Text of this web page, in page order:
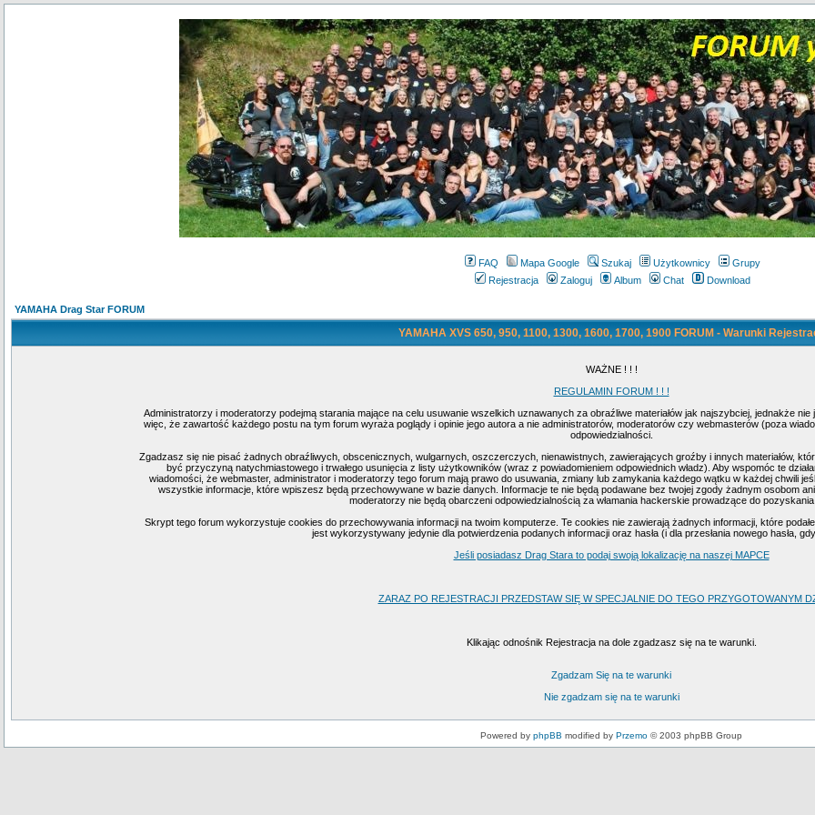
FAQ Mapa Google Szukaj Użytkownicy
Grupy
Rejestracja
Zaloguj Album Chat Download
YAMAHA Drag Star FORUM
YAMAHA XVS 650, 950, 1100, 1300, 1600, 1700, 1900 FORUM - Warunki
WAŻNE ! ! !
REGULAMIN FORUM ! ! !
Administratorzy i moderatorzy podejmą starania mające na celu usuwanie wszelkich uznawanych za obraźliwe materiałów jak najszybciej, jednakże
więc, że zawartość każdego postu na tym forum wyraża poglądy i opinie jego autora a nie administratorów, moderatorów czy webmasterów (poza
odpowiedzialności.
Zgadzasz się nie pisać żadnych obraźliwych, obscenicznych, wulgarnych, oszczerczych, nienawistnych, zawierających groźby i innych materiałów,
być przyczyną natychmiastowego i trwałego usunięcia z listy użytkowników (wraz z powiadomieniem odpowiednich władz). Aby wspomóc te
wiadomości, że webmaster, administrator i moderatorzy tego forum mają prawo do usuwania, zmiany lub zamykania każdego wątku w każdej chwili
wszystkie informacje, które wpiszesz będą przechowywane w bazie danych. Informacje te nie będą podawane bez twojej zgody żadnym osobom
moderatorzy nie będą obarczeni odpowiedzialnością za włamania hackerskie prowadzące do
Skrypt tego forum wykorzystuje cookies do przechowywania informacji na twoim komputerze. Te cookies nie zawierają żadnych informacji, które
jest wykorzystywany jedynie dla potwierdzenia podanych informacji oraz hasła (i dla przesłania nowego hasła,
Jeśli posiadasz Drag Stara to podaj swoją lokalizację na naszej MAPCE
ZARAZ PO REJESTRACJI PRZEDSTAW SIĘ W SPECJALNIE DO TEGO PRZYGOTOWANYM
Klikając odnośnik Rejestracja na dole zgadzasz się na te warunki.
Zgadzam Się na te warunki
Nie zgadzam się na te warunki
Powered by phpBB modified by Przemo © 2003 phpBB Group